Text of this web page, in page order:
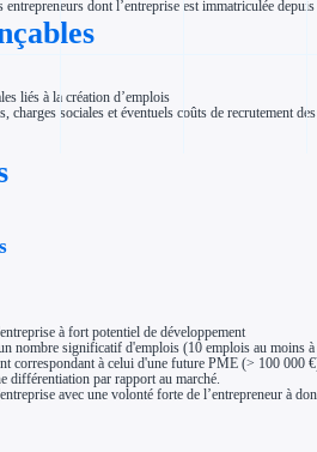
Régions de A à H
Aides Région Auvergne-Rhône-Alpes
Aides Région Centre-Val de Loire
Aides Région Corse
Aides Région Grand-Est
Aides Région Martinique
Aides Région Mayotte
Aides Région Réunion
Couvertures
Aides Nationales
dont l’entreprise est immatriculée
liés à la création d’emplois
charges sociales et éventuels coûts de recrutement
à fort potentiel de développement
nombre significatif d'emplois (10 emplois au moins
correspondant à celui d'une future PME (> 100 000
différentiation par rapport au marché.
avec une volonté forte de l’entrepreneur à